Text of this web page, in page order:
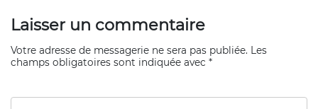
Laisser un commentaire
Votre adresse de messagerie ne sera pas publiée. Les
champs obligatoires sont indiquée avec *